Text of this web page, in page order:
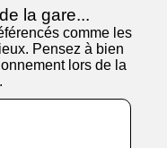
la gare...
comme les
Pensez à bien
lors de la